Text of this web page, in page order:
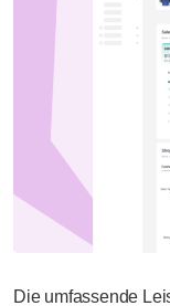
Die umfassende